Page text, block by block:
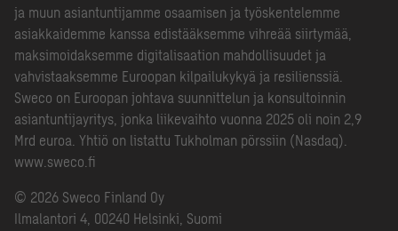
ja muun asiantuntijamme osaamisen ja työskentelemme
asiakkaidemme kanssa edistääksemme vihreää siirtymää,
maksimoidaksemme digitalisaation mahdollisuudet ja
vahvistaaksemme Euroopan kilpailukykyä ja resilienssiä.
Sweco on Euroopan johtava suunnittelun ja konsultoinnin
asiantuntijayritys, jonka liikevaihto vuonna 2025 oli noin 2,9
Mrd euroa. Yhtiö on listattu Tukholman pörssiin (Nasdaq).
www.sweco.fi
© 2026 Sweco Finland Oy
Ilmalantori 4, 00240 Helsinki, Suomi